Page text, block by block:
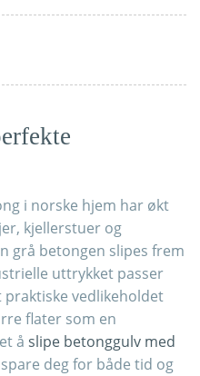
i norske hjem har økt
kjellerstuer og
grå betongen slipes frem
uttrykket passer
vedlikeholdet
flater som en
å slipe betonggulv med
spare deg for både tid og